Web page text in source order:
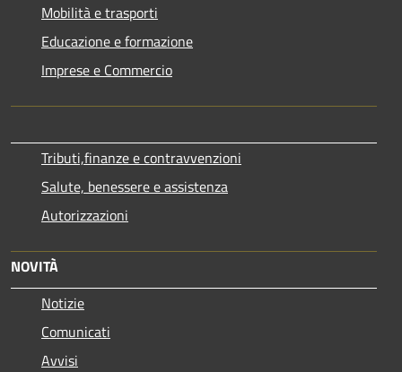
Mobilità e trasporti
Educazione e formazione
Imprese e Commercio
Tributi,finanze e contravvenzioni
Salute, benessere e assistenza
Autorizzazioni
NOVITÀ
Notizie
Comunicati
Avvisi